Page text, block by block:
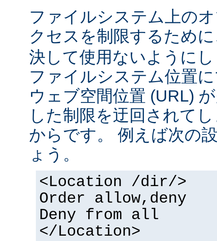
ファイルシステム上の
クセスを制限するため
決して使用ないように
ファイルシステム位置
ウェブ空間位置 (URL)
した制限を迂回されて
からです。 例えば次の
ょう。
<Location /dir/>
Order allow,deny
Deny from all
</Location>